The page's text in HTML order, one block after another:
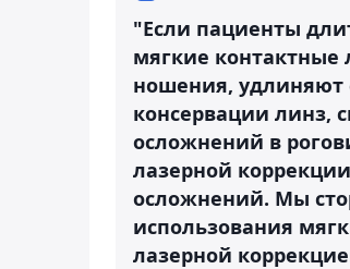
"Если пациенты
мягкие
ношения, удлиняют
консервации линз,
осложнений в
лазерной
осложнений. Мы
использования
лазерной